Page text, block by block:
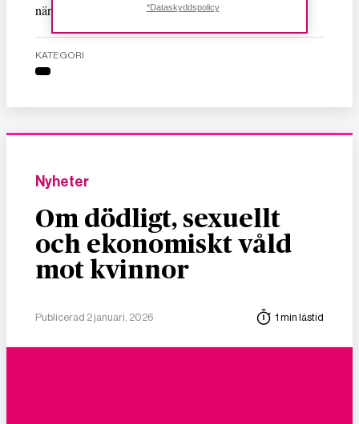
när högerextremismen åter är på frammarsch.
KATEGORI
Nyheter
Om dödligt, sexuellt
och ekonomiskt våld
mot kvinnor
Publicerad 2 januari, 2026 1 min lästid
*Dataskyddspolicy